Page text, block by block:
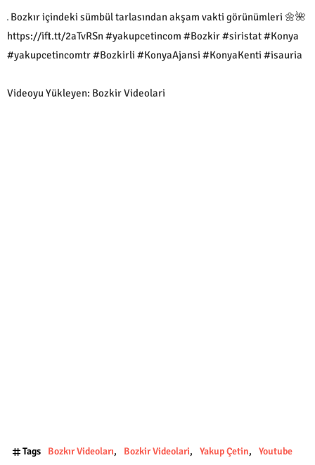
Bozkır içindeki sümbül tarlasından akşam vakti görünümleri 🌼🌺
https://ift.tt/2aTvRSn #yakupcetincom #Bozkir #siristat #Konya
#yakupcetincomtr #Bozkirli #KonyaAjansi #KonyaKenti #isauria
Videoyu Yükleyen: Bozkir Videolari
Tags Bozkır Videoları Bozkir Videolari Yakup Çetin Youtube